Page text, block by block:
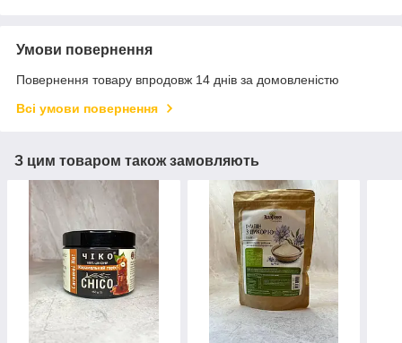
Умови повернення
Повернення товару впродовж 14 днів за домовленістю
Всі умови повернення
З цим товаром також замовляють